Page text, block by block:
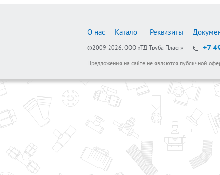
О нас Каталог Реквизиты
©2009-2026. ООО «ТД Труба-Пласт» +7
Предложения на сайте не являются публичной